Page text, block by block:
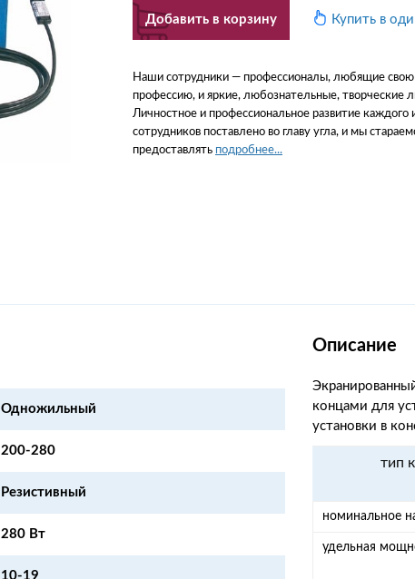
Добавить в корзину Купить в
Наши сотрудники — профессионалы, любящие свою
профессию, и яркие, любознательные, творческие
Личностное и профессиональное развитие каждого
сотрудников поставлено во главу угла, и мы
предоставлять подробнее...
Одножильный
200-280
Резистивный
280 Вт
10-19
Описание
концами для
установки в
тип
номинальное
удельная